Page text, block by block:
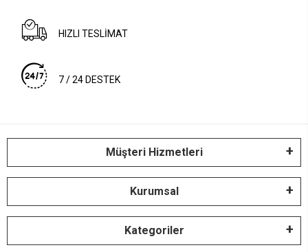
HIZLI TESLİMAT
7 / 24 DESTEK
Müşteri Hizmetleri
Kurumsal
Kategoriler